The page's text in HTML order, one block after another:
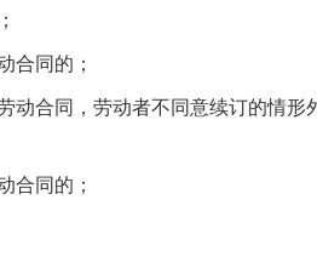
同的；
合同，劳动者不同意续订的情形
同的；